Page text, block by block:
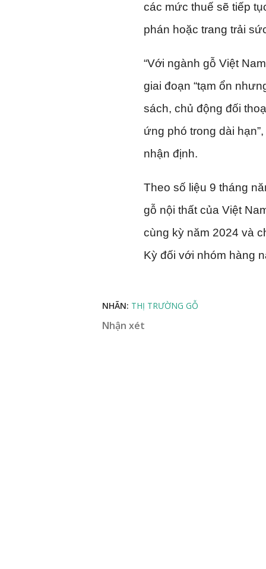
các mức thuế sẽ tiếp
phán hoặc trang trải
“Với ngành gỗ Việt
giai đoạn “tạm ổn
sách, chủ động đối
ứng phó trong dài
nhận định.
Theo số liệu 9 tháng
gỗ nội thất của Việt
cùng kỳ năm 2024 và
Kỳ đối với nhóm hàng
NHÃN: THỊ TRƯỜNG GỖ
Nhận xét